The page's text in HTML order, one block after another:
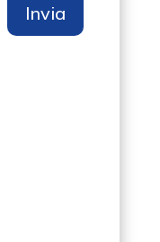
Invia